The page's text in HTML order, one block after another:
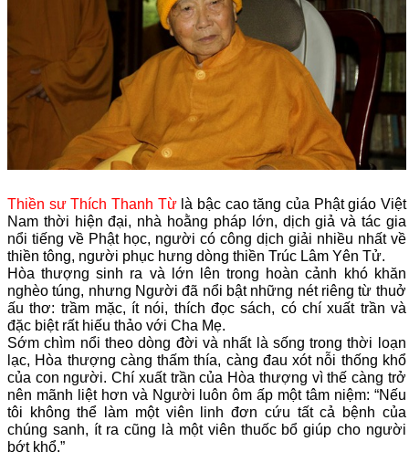
Thiền sư Thích Thanh Từlà bậc cao tăng của Phật giáo Việt
Nam thời hiện đại, nhà hoằng pháp lớn, dịch giả và tác gia
nổi tiếng về Phật học, người có công dịch giải nhiều nhất về
thiền tông, người phục hưng dòng thiền Trúc Lâm Yên Tử.
Hòa thượng sinh ra và lớn lên trong hoàn cảnh khó khăn
nghèo túng, nhưng Người đã nổi bật những nét riêng từ thuở
ấu thơ: trầm mặc, ít nói, thích đọc sách, có chí xuất trần và
đặc biệt rất hiếu thảo với Cha Mẹ.
Sớm chìm nổi theo dòng đời và nhất là sống trong thời loạn
lạc, Hòa thượng càng thấm thía, càng đau xót nỗi thống khổ
của con người. Chí xuất trần của Hòa thượng vì thế càng trở
nên mãnh liệt hơn và Người luôn ôm ấp một tâm niệm: “Nếu
tôi không thể làm một viên linh đơn cứu tất cả bệnh của
chúng sanh, ít ra cũng là một viên thuốc bổ giúp cho người
bớt khổ.”